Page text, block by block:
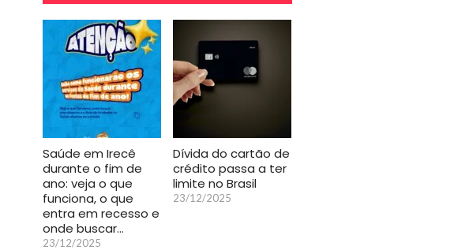
Saúde em Irecê
durante o fim de
ano: veja o que
funciona, o que
entra em recesso e
onde buscar…
23/12/2025
Dívida do cartão de
crédito passa a ter
limite no Brasil
23/12/2025